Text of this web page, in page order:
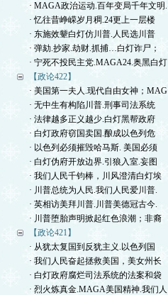
· MAGA政治运动.百年变局千年文明.
· 忆往昔峥嵘岁月稠.24更上一层楼
· 东施效颦白灯仿川普.人民选川普
· 弹劾.抄家.劫财.抓捕…白灯诈尸；
· 宁死不投民主党.MAGA24.奥黑白灯
【政论422】
· 美国第一夫人.现代自由女神；MAG
· 无中生有构陷川普.刑事司法系统
· 法律越多正义越少.白灯黑帮政府
· 白灯政府窃国卖国.酿成以色列危
· 以色列必须摧毁哈马斯. 美国必须
· 白灯伪府开放边界.引狼入室.妄图
· 我们人民千钧棒，川风澄清白灯埃
· 川普总统为人民.我们人民爱川普.
· 英相访美拜川普.川普美德冠古今.
· 川普堕胎声明掀起红色浪潮；非裔
【政论421】
· 从犹太复国到反犹主义.以色列国
· 我们人民奋起拯救美国，美女州长
· 白灯政府腐烂司法系统的法案和袋
· 烈火炼真金.MAGA美国精神.我们人